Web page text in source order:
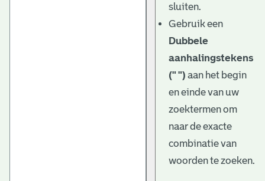
sluiten.
Gebruik een
Dubbele
aanhalingstekens
(" ") aan het begin
en einde van uw
zoektermen om
naar de exacte
combinatie van
woorden te zoeken.